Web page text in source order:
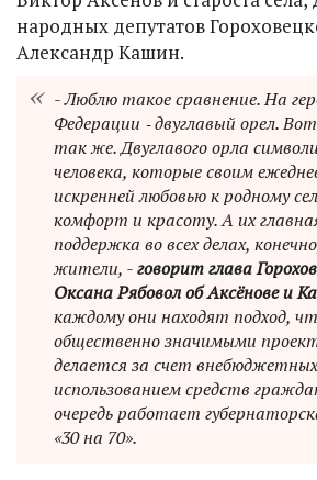
народных депутатов
Александр Кашин.
- Люблю такое сравнение. На
Федерации ‑ двуглавый орел.
так же. Двуглавого орла
человека, которые своим
искренней любовью к родному
комфорт и красоту. А их
поддержка во всех делах,
жители, -говорит глава
Оксана Рябовол об Аксёнове и
каждому они находят подход,
общественно значимыми
делается за счет
использованием средств
очередь работает
«30 на 70».